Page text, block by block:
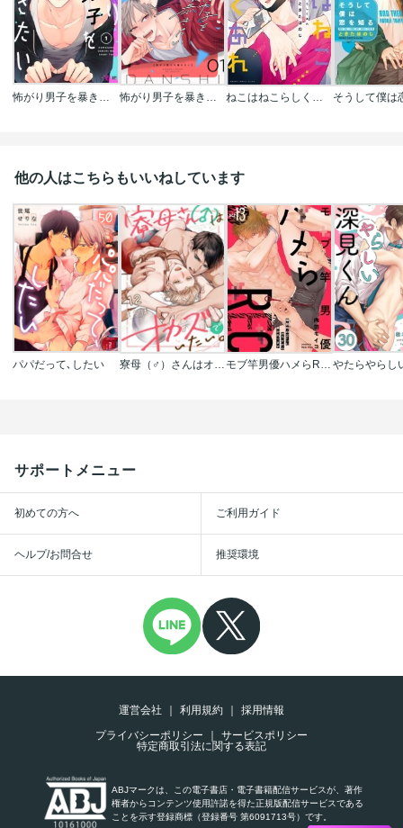
他の人はこちらもいいねしています
パパだって､したい
サポートメニュー
初めての方へ ご利用ガイド
ヘルプ/お問合せ 推奨環境
運営会社 利用規約
採用情報
プライバシーポリシー
サービスポリシー
特定商取引法に関する表記
ABJマークは、この電子書店・電子書籍配信サービスが、著作
権者からコンテンツ使用許諾を得た正規版配信サービスである
ことを示す登録商標（登録番号 第6091713号）です。